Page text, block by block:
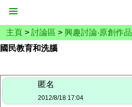
主頁 > 討論區 > 興趣討論‧原創作品
國民教育和洗腦
匿名
2012/8/18 17:04